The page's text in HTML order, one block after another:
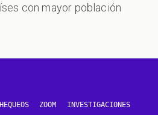
con mayor población
ZOOM INVESTIGACIONES